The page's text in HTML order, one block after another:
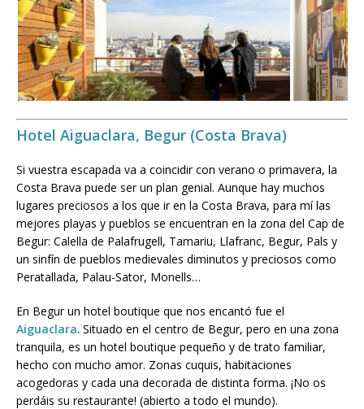
Hotel Aiguaclara, Begur (Costa Brava)
Si vuestra escapada va a coincidir con verano o primavera, la
Costa Brava puede ser un plan genial. Aunque hay muchos
lugares preciosos a los que ir en la Costa Brava, para mí las
mejores playas y pueblos se encuentran en la zona del Cap de
Begur: Calella de Palafrugell, Tamariu, Llafranc, Begur, Pals y
un sinfín de pueblos medievales diminutos y preciosos como
Peratallada, Palau-Sator, Monells…
En Begur un hotel boutique que nos encantó fue el
Aiguaclara. Situado en el centro de Begur, pero en una zona
tranquila, es un hotel boutique pequeño y de trato familiar,
hecho con mucho amor. Zonas cuquis, habitaciones
acogedoras y cada una decorada de distinta forma. ¡No os
perdáis su restaurante! (abierto a todo el mundo).